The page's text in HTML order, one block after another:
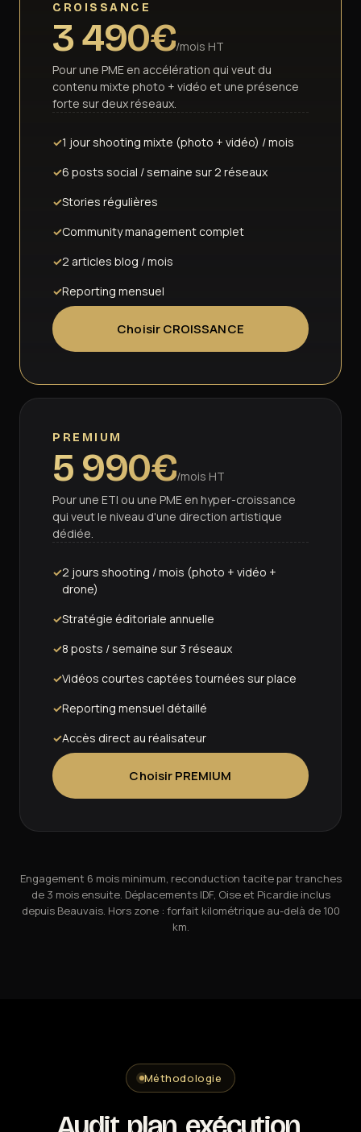
CROISSANCE
3 490€/mois HT
Pour une PME en accélération qui veut du
contenu mixte photo + vidéo et une présence
forte sur deux réseaux.
1 jour shooting mixte (photo + vidéo) / mois
6 posts social / semaine sur 2 réseaux
Stories régulières
Community management complet
2 articles blog / mois
Reporting mensuel
Choisir CROISSANCE
PREMIUM
5 990€/mois HT
Pour une ETI ou une PME en hyper-croissance
qui veut le niveau d'une direction artistique
dédiée.
2 jours shooting / mois (photo + vidéo +
drone)
Stratégie éditoriale annuelle
8 posts / semaine sur 3 réseaux
Vidéos courtes captées tournées sur place
Reporting mensuel détaillé
Accès direct au réalisateur
Choisir PREMIUM
Engagement 6 mois minimum, reconduction tacite par tranches
de 3 mois ensuite. Déplacements IDF, Oise et Picardie inclus
depuis Beauvais. Hors zone : forfait kilométrique au-delà de 100
km.
Méthodologie